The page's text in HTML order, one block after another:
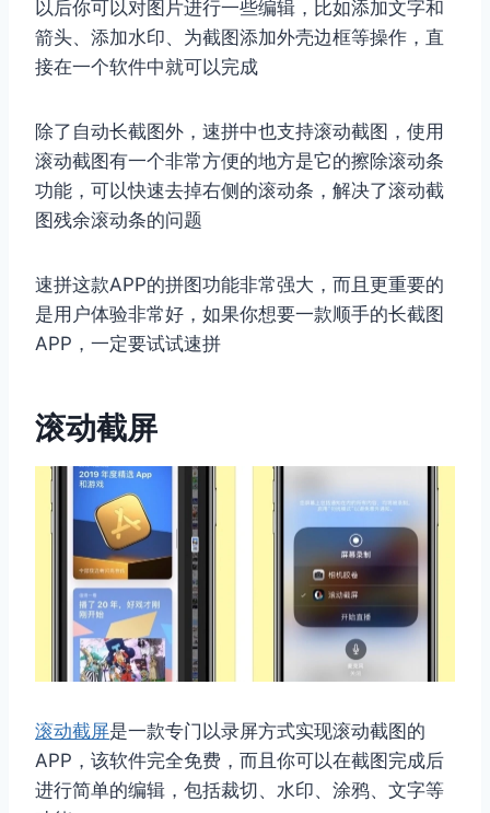
以后你可以对图片进行一些编辑，比如添加文字和
箭头、添加水印、为截图添加外壳边框等操作，直
接在一个软件中就可以完成
除了自动长截图外，速拼中也支持滚动截图，使用
滚动截图有一个非常方便的地方是它的擦除滚动条
功能，可以快速去掉右侧的滚动条，解决了滚动截
图残余滚动条的问题
速拼这款APP的拼图功能非常强大，而且更重要的
是用户体验非常好，如果你想要一款顺手的长截图
APP，一定要试试速拼
滚动截屏
滚动截屏是一款专门以录屏方式实现滚动截图的
APP，该软件完全免费，而且你可以在截图完成后
进行简单的编辑，包括裁切、水印、涂鸦、文字等